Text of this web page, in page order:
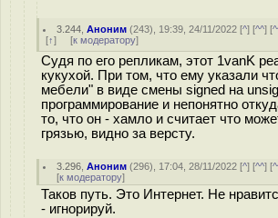
3.244 ,Аноним (243), 19:39, 24/11/2022 [^] [^^] [
[↑] [к модератору]
Судя по его репликам, этот 1vanK
кукухой. При том, что ему указали
мебели" в виде смены signed на
программирование и непонятно
то, что он - хамло и считает что
грязью, видно за версту.
3.296 ,Аноним (296), 17:04, 28/11/2022 [^] [^^] [
[к модератору]
Таков путь. Это Интернет. Не
- игнорируй.